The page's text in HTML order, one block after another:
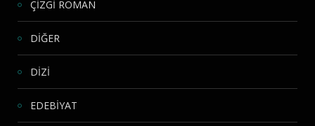
ÇİZGİ ROMAN
DİĞER
DİZİ
EDEBİYAT